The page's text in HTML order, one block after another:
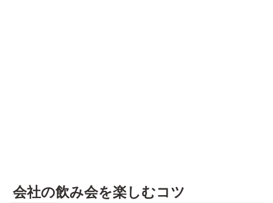
会社の飲み会を楽しむコツ